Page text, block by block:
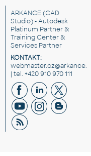
ARKANCE (CAD
Studio) - Autodesk
Platinum Partner &
Training Center &
Services Partner
KONTAKT:
| tel. +420 910 970 111